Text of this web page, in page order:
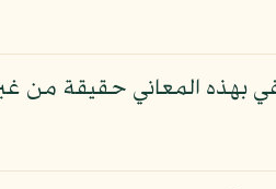
المعاني حقيقة من